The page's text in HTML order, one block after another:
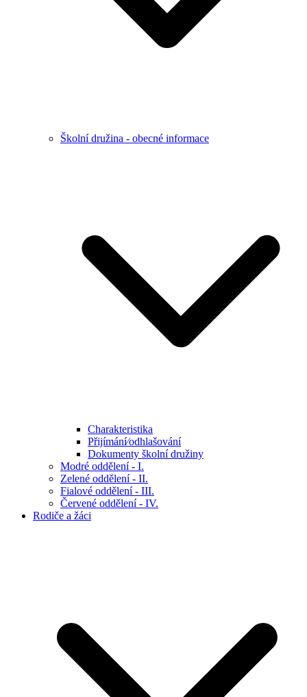
Školní družina - obecné informace
Charakteristika
Přijímání⁄odhlašování
Dokumenty školní družiny
Modré oddělení - I.
Zelené oddělení - II.
Fialové oddělení - III.
Červené oddělení - IV.
Rodiče a žáci